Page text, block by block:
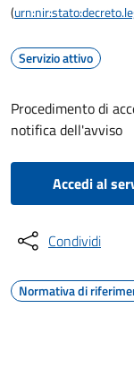
(
Servizio attivo
Procedimento di
notifica dell'avviso
Accedi al
Condividi
Normativa di